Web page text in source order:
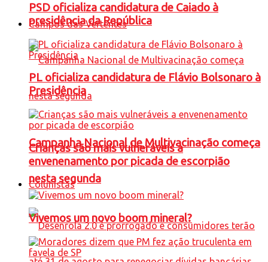
Campos das Vertentes
Campanha Nacional de Multivacinação começa
nesta segunda
PSD oficializa candidatura de Caiado à
presidência da República
PL oficializa candidatura de Flávio Bolsonaro à
Presidência
Crianças são mais vulneráveis a
envenenamento por picada de escorpião
Colunistas
Vivemos um novo boom mineral?